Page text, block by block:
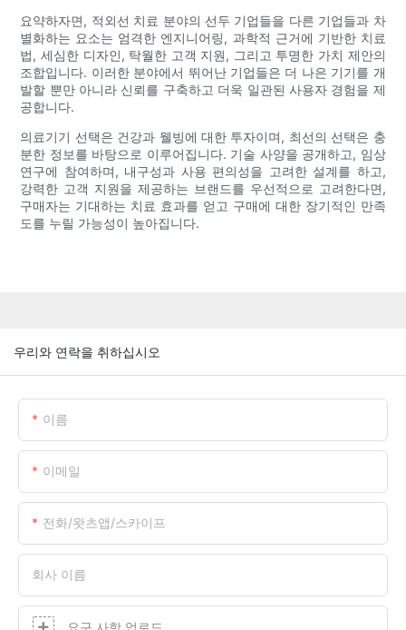
요약하자면, 적외선 치료 분야의 선두 기업들을 다른 기업들과 차
별화하는 요소는 엄격한 엔지니어링, 과학적 근거에 기반한 치료
법, 세심한 디자인, 탁월한 고객 지원, 그리고 투명한 가치 제안의
조합입니다. 이러한 분야에서 뛰어난 기업들은 더 나은 기기를 개
발할 뿐만 아니라 신뢰를 구축하고 더욱 일관된 사용자 경험을 제
공합니다.
의료기기 선택은 건강과 웰빙에 대한 투자이며, 최선의 선택은 충
분한 정보를 바탕으로 이루어집니다. 기술 사양을 공개하고, 임상
연구에 참여하며, 내구성과 사용 편의성을 고려한 설계를 하고,
강력한 고객 지원을 제공하는 브랜드를 우선적으로 고려한다면,
구매자는 기대하는 치료 효과를 얻고 구매에 대한 장기적인 만족
도를 누릴 가능성이 높아집니다.
우리와 연락을 취하십시오
이름
이메일
전화/왓츠앱/스카이프
회사 이름
요구 사항 업로드